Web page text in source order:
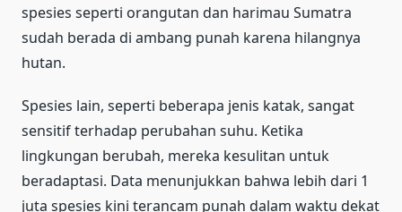
spesies seperti orangutan dan harimau Sumatra
sudah berada di ambang punah karena hilangnya
hutan.
Spesies lain, seperti beberapa jenis katak, sangat
sensitif terhadap perubahan suhu. Ketika
lingkungan berubah, mereka kesulitan untuk
beradaptasi. Data menunjukkan bahwa lebih dari 1
juta spesies kini terancam punah dalam waktu dekat